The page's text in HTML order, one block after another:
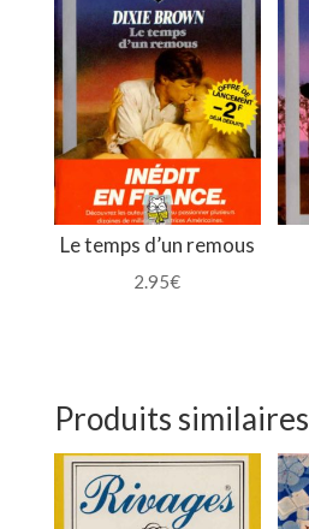
Le temps d’un remous
2.95€
Produits similaires